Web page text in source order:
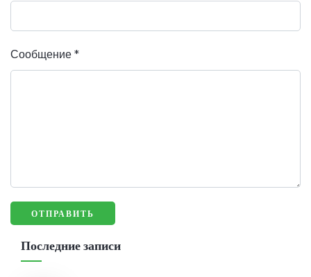
Сообщение *
Последние записи